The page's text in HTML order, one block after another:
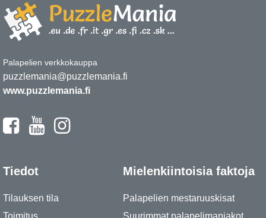
Palapelien verkkokauppa
puzzlemania@puzzlemania.fi
www.puzzlemania.fi
Tiedot
Tilauksen tila
Toimitus
Mielenkiintoisia faktoja
Palapelien mestaruuskisat
Suurimmat palapelimaniakot